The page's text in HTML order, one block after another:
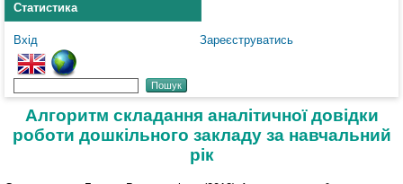
Статистика
Вхід Зареєструватись
Алгоритм складання аналітичної довідки
роботи дошкільного закладу за навчальний
рік